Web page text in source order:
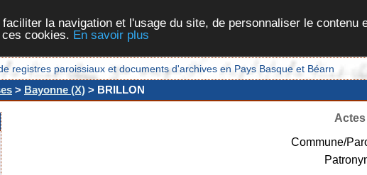
la navigation et l'usage du site, de personnaliser le
cookies. En savoir plus
registres paroissiaux et documents d'archives en Pays Basque et Béarn
> Bayonne (X) > BRILLON
Commune/